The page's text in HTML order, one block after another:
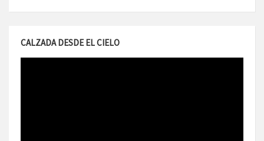
CALZADA DESDE EL CIELO
Reproductor